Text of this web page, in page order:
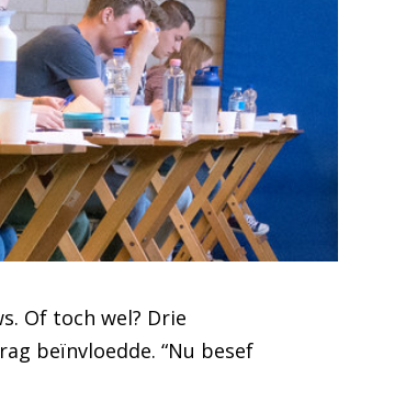
Of toch wel? Drie
beïnvloedde. “Nu besef